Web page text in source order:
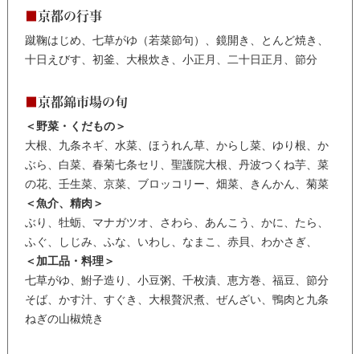
京都の行事
蹴鞠はじめ、七草がゆ（若菜節句）、鏡開き、とんど焼き、
十日えびす、初釜、大根炊き、小正月、二十日正月、節分
京都錦市場の旬
＜野菜・くだもの＞
大根、九条ネギ、水菜、ほうれん草、からし菜、ゆり根、か
ぶら、白菜、春菊七条セリ、聖護院大根、丹波つくね芋、菜
の花、壬生菜、京菜、ブロッコリー、畑菜、きんかん、菊菜
＜魚介、精肉＞
ぶり、牡蛎、マナガツオ、さわら、あんこう、かに、たら、
ふぐ、しじみ、ふな、いわし、なまこ、赤貝、わかさぎ、
＜加工品・料理＞
七草がゆ、鮒子造り、小豆粥、千枚漬、恵方巻、福豆、節分
そば、かす汁、すぐき、大根贅沢煮、ぜんざい、鴨肉と九条
ねぎの山椒焼き